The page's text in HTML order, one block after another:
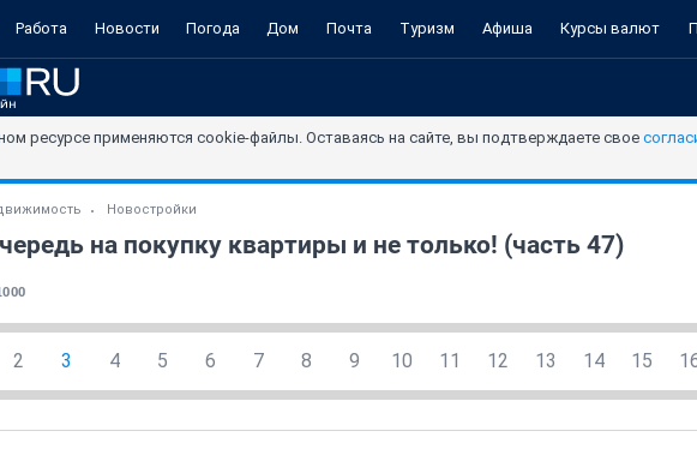
Работа Новости Погода Дом Почта Туризм Афиша Курсы валют
ресурсе применяются cookie-файлы. Оставаясь на сайте, вы подтверждаете свое
Новостройки
на покупку квартиры и не только! (часть 47)
2 3 4 5 6 7 8 9 10 11 12 13 14 15